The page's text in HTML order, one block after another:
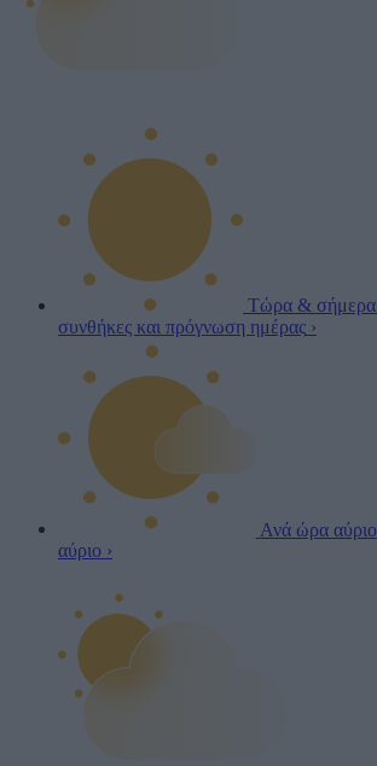
Τώρα & σήμερα
συνθήκες και πρόγνωση ημέρας ›
Ανά ώρα αύριο
αύριο ›